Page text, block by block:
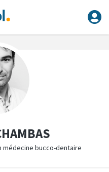
médecine bucco-dentaire